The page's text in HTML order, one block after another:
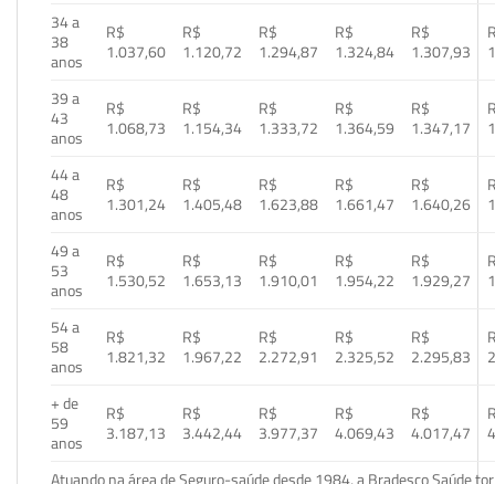
34 a
38
anos
R$
1.037,60
R$
1.120,72
R$
1.294,87
R$
1.324,84
R$
1.307,93
39 a
43
anos
R$
1.068,73
R$
1.154,34
R$
1.333,72
R$
1.364,59
R$
1.347,17
44 a
48
anos
R$
1.301,24
R$
1.405,48
R$
1.623,88
R$
1.661,47
R$
1.640,26
49 a
53
anos
R$
1.530,52
R$
1.653,13
R$
1.910,01
R$
1.954,22
R$
1.929,27
54 a
58
anos
R$
1.821,32
R$
1.967,22
R$
2.272,91
R$
2.325,52
R$
2.295,83
+ de
59
anos
R$
3.187,13
R$
3.442,44
R$
3.977,37
R$
4.069,43
R$
4.017,47